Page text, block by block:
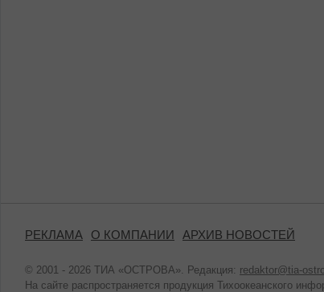
РЕКЛАМА О КОМПАНИИ АРХИВ НОВОСТЕЙ
© 2001 - 2026 ТИА «ОСТРОВА». Редакция: redaktor@tia-
На сайте распространяется продукция Тихоокеанского